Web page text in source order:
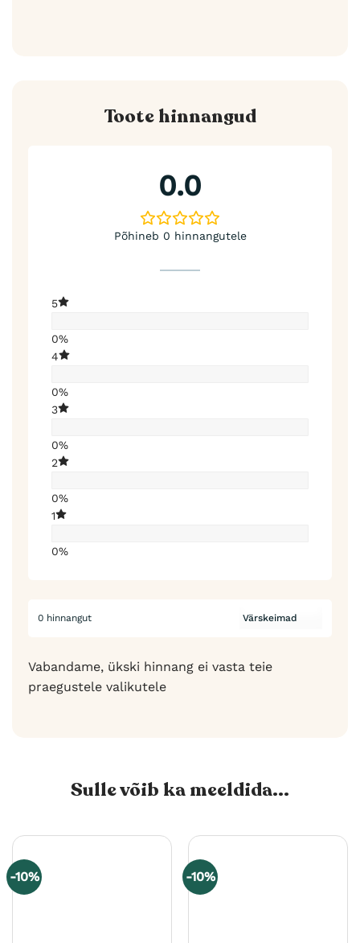
Toote hinnangud
0.0
Põhineb 0 hinnangutele
5
0%
4
0%
3
0%
2
0%
1
0%
0 hinnangut
Vabandame, ükski hinnang ei vasta teie
praegustele valikutele
Sulle võib ka meeldida...
-10% -10%